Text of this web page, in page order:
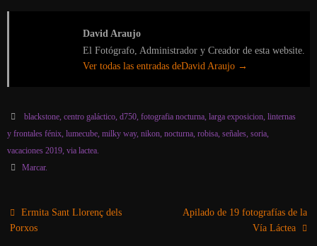
David Araujo
El Fotógrafo, Administrador y Creador de esta website.
Ver todas las entradas deDavid Araujo →
blackstone, centro galáctico, d750, fotografia nocturna, larga exposicion, linternas
y frontales fénix, lumecube, milky way, nikon, nocturna, robisa, señales, soria,
vacaciones 2019, via lactea.
Marcar.
Ermita Sant Llorenç dels
Porxos
Apilado de 19 fotografías de la
Vía Láctea